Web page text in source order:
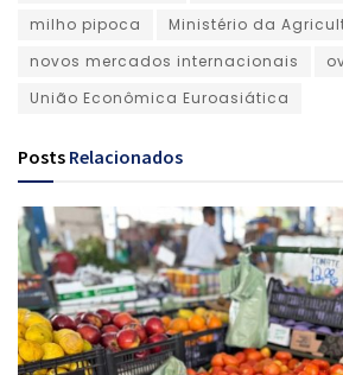
milho pipoca
Ministério da
novos mercados internacionais
União Econômica Euroasiática
Posts Relacionados